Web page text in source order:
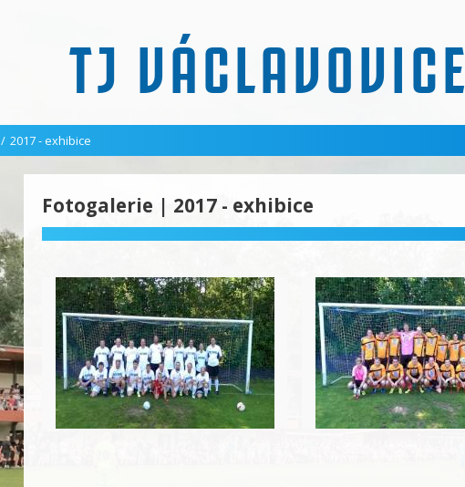
TJ VÁCLAVOVICE
/ 2017 - exhibice
Fotogalerie | 2017 - exhibice